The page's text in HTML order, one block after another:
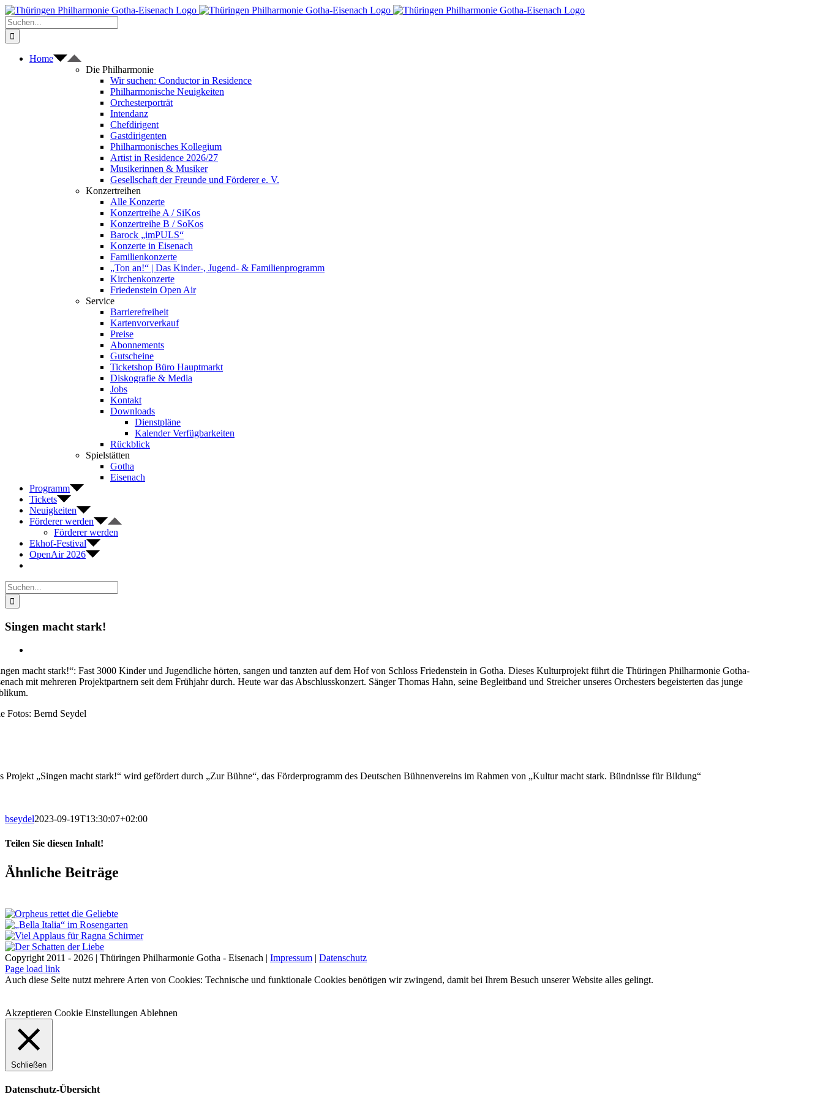
Zum
Inhalt
springen
Suche
nach:
Home
Die Philharmonie
Wir suchen: Conductor in Residence
Philharmonische Neuigkeiten
Orchesterporträt
Intendanz
Chefdirigent
Gastdirigenten
Philharmonisches Kollegium
Artist in Residence 2026/27
Musikerinnen & Musiker
Gesellschaft der Freunde und Förderer e. V.
Konzertreihen
Alle Konzerte
Konzertreihe A / SiKos
Konzertreihe B / SoKos
Barock „imPULS“
Konzerte in Eisenach
Familienkonzerte
„Ton an!“ | Das Kinder-, Jugend- & Familienprogramm
Kirchenkonzerte
Friedenstein Open Air
Service
Barrierefreiheit
Kartenvorverkauf
Preise
Abonnements
Gutscheine
Ticketshop Büro Hauptmarkt
Diskografie & Media
Jobs
Kontakt
Downloads
Dienstpläne
Kalender Verfügbarkeiten
Rückblick
Spielstätten
Gotha
Eisenach
Programm
Tickets
Neuigkeiten
Förderer werden
Förderer werden
Ekhof-Festival
OpenAir 2026
Suche
nach:
Singen macht stark!
Bild
macht stark!“: Fast 3000 Kinder und Jugendliche hörten, sangen und tanzten auf dem Hof von Schloss Friedenstein in Gotha. Dieses Kulturprojekt führt die Thüringen Philharmonie Gotha-
mit mehreren Projektpartnern seit dem Frühjahr durch. Heute war das Abschlusskonzert. Sänger Thomas Hahn, seine Begleitband und Streicher unseres Orchesters begeisterten das junge
Fotos: Bernd Seydel
Projekt „Singen macht stark!“ wird gefördert durch „Zur Bühne“, das Förderprogramm des Deutschen Bühnenvereins im Rahmen von „Kultur macht stark. Bündnisse für Bildung“
bseydel2023-09-19T13:30:07+02:00
Teilen Sie diesen Inhalt!
Facebook
X
LinkedIn
E-
Mail
Ähnliche Beiträge
Copyright 2011 - 2026 | Thüringen Philharmonie Gotha - Eisenach | Impressum | Datenschutz
Facebook
Instagram
WhatsApp
YouTube
E-
Mail
Telefon
Page load link
Auch diese Seite nutzt mehrere Arten von Cookies: Technische und funktionale Cookies benötigen wir zwingend, damit bei Ihrem Besuch unserer Website alles gelingt.
Akzeptieren Cookie Einstellungen Ablehnen
Schließen
Datenschutz-Übersicht